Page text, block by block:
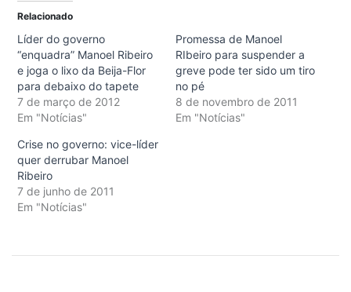
Relacionado
Líder do governo
“enquadra” Manoel Ribeiro
e joga o lixo da Beija-Flor
para debaixo do tapete
7 de março de 2012
Em "Notícias"
Promessa de Manoel
RIbeiro para suspender a
greve pode ter sido um tiro
no pé
8 de novembro de 2011
Em "Notícias"
Crise no governo: vice-líder
quer derrubar Manoel
Ribeiro
7 de junho de 2011
Em "Notícias"